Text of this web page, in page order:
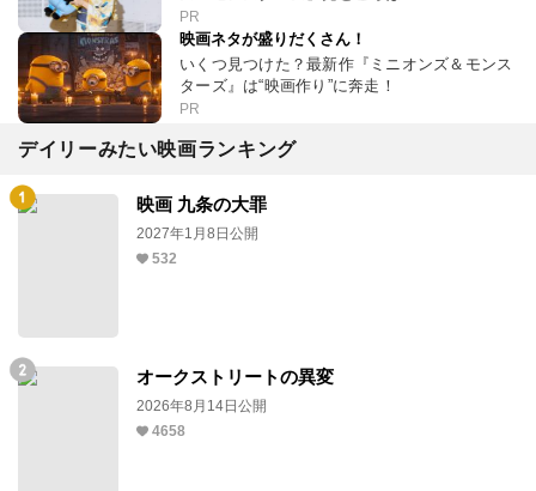
PR
映画ネタが盛りだくさん！
いくつ見つけた？最新作『ミニオンズ＆モンス
ターズ』は“映画作り”に奔走！
PR
デイリーみたい映画ランキング
映画 九条の大罪
2027年1月8日公開
532
オークストリートの異変
2026年8月14日公開
4658